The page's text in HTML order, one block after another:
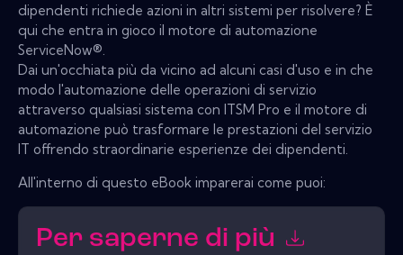
dipendenti richiede azioni in altri sistemi per risolvere? È
qui che entra in gioco il motore di automazione
ServiceNow®.
Dai un'occhiata più da vicino ad alcuni casi d'uso e in che
modo l'automazione delle operazioni di servizio
attraverso qualsiasi sistema con ITSM Pro e il motore di
automazione può trasformare le prestazioni del servizio
IT offrendo straordinarie esperienze dei dipendenti.
All'interno di questo eBook imparerai come puoi:
Per saperne di più